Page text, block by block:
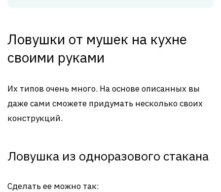
Ловушки от мушек на кухне
своими руками
Их типов очень много. На основе описанных вы
даже сами сможете придумать несколько своих
конструкций.
Ловушка из одноразового стакана
Сделать ее можно так: